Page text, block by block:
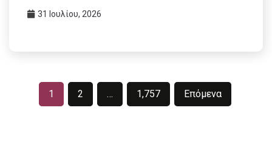
31 Ιουλίου, 2026
Σελιδοποίηση
1 2 … 1,757 Επόμενα